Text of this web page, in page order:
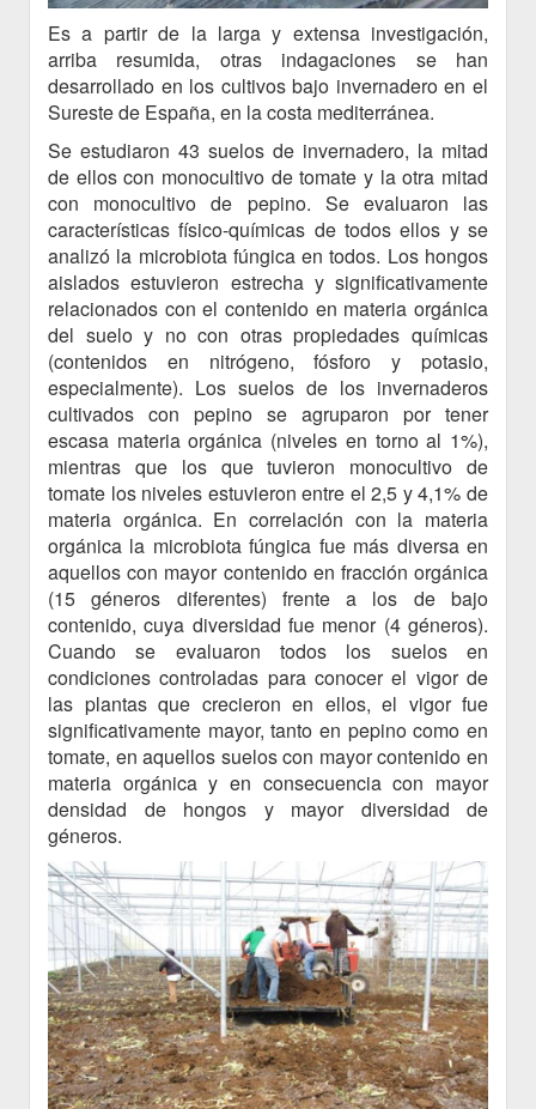
Es a partir de la larga y extensa investigación,
arriba resumida, otras indagaciones se han
desarrollado en los cultivos bajo invernadero en el
Sureste de España, en la costa mediterránea.
Se estudiaron 43 suelos de invernadero, la mitad
de ellos con monocultivo de tomate y la otra mitad
con monocultivo de pepino. Se evaluaron las
características físico-químicas de todos ellos y se
analizó la microbiota fúngica en todos. Los hongos
aislados estuvieron estrecha y significativamente
relacionados con el contenido en materia orgánica
del suelo y no con otras propiedades químicas
(contenidos en nitrógeno, fósforo y potasio,
especialmente). Los suelos de los invernaderos
cultivados con pepino se agruparon por tener
escasa materia orgánica (niveles en torno al 1%),
mientras que los que tuvieron monocultivo de
tomate los niveles estuvieron entre el 2,5 y 4,1% de
materia orgánica. En correlación con la materia
orgánica la microbiota fúngica fue más diversa en
aquellos con mayor contenido en fracción orgánica
(15 géneros diferentes) frente a los de bajo
contenido, cuya diversidad fue menor (4 géneros).
Cuando se evaluaron todos los suelos en
condiciones controladas para conocer el vigor de
las plantas que crecieron en ellos, el vigor fue
significativamente mayor, tanto en pepino como en
tomate, en aquellos suelos con mayor contenido en
materia orgánica y en consecuencia con mayor
densidad de hongos y mayor diversidad de
géneros.